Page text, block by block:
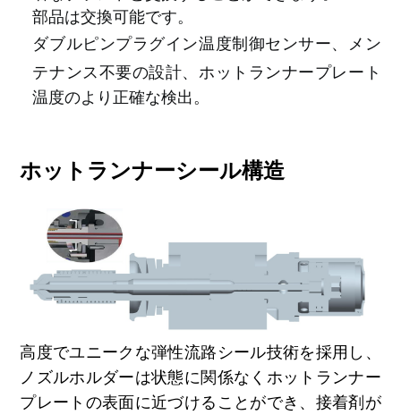
部品は交換可能です。
ダブルピンプラグイン温度制御センサー、メン
テナンス不要の設計、ホットランナープレート
温度のより正確な検出。
ホットランナーシール構造
高度でユニークな弾性流路シール技術を採用し、
ノズルホルダーは状態に関係なくホットランナー
プレートの表面に近づけることができ、接着剤が